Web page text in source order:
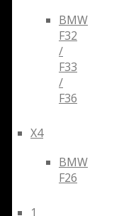
BMW
F32
/
F33
/
F36
X4
BMW
F26
1